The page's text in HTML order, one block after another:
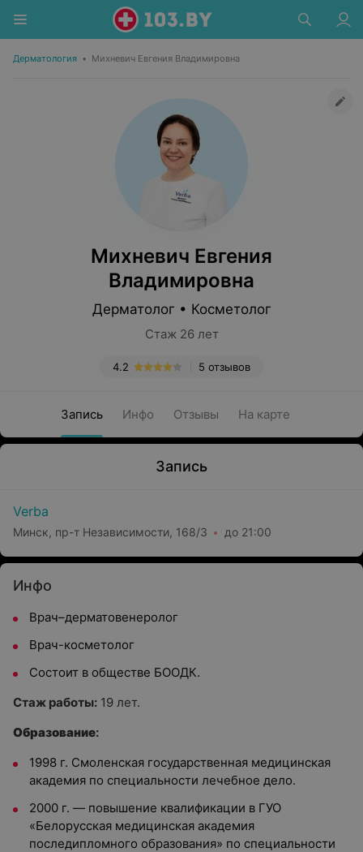
Дерматология • Михневич Евгения Владимировна
Михневич Евгения
Владимировна
Дерматолог • Косметолог
Стаж 26 лет
5 отзывов
4.2
Запись Инфо Отзывы На карте
Запись
Verba
Минск, пр-т Независимости, 168/3 до 21:00
Инфо
Врач–дерматовенеролог
Врач-косметолог
Состоит в обществе БООДК.
Стаж работы: 19 лет.
Образование:
1998 г. Смоленская государственная медицинская
академия по специальности лечебное дело.
2000 г. — повышение квалификации в ГУО
«Белорусская медицинская академия
последипломного образования» по специальности